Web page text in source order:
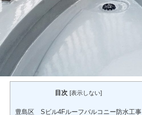
目次 [表示しない]
豊島区 Sビル4Fルーフバルコニー防水工事